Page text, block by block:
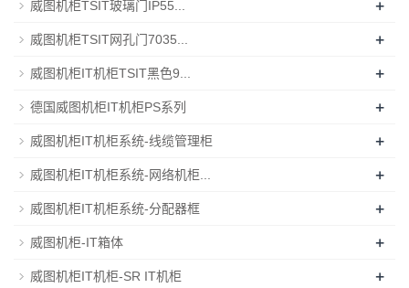
威图机柜TSIT玻璃门IP55... +
威图机柜TSIT网孔门7035... +
威图机柜IT机柜TSIT黑色9... +
德国威图机柜IT机柜PS系列 +
威图机柜IT机柜系统-线缆管理柜 +
威图机柜IT机柜系统-网络机柜... +
威图机柜IT机柜系统-分配器框 +
威图机柜-IT箱体 +
威图机柜IT机柜-SR IT机柜 +